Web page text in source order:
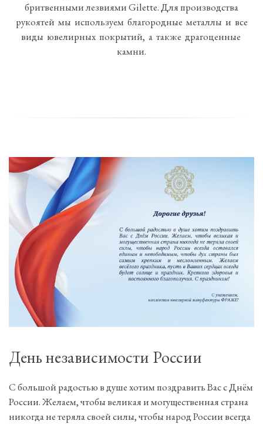
бритвенными лезвиями Gilette. Для производства
рукоятей мы используем благородные металлы и все
виды ювелирных покрытий, а также драгоценные
камни.
День независимости России
С большой радостью в душе хотим поздравить Вас с Днём
России. Желаем, чтобы великая и могущественная страна
никогда не теряла своей силы, чтобы народ России всегда